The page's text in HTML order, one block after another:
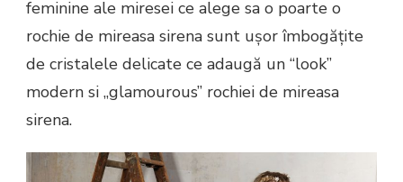
feminine ale miresei ce alege sa o poarte o
rochie de mireasa sirena sunt ușor îmbogățite
de cristalele delicate ce adaugă un “look”
modern si „glamourous” rochiei de mireasa
sirena.